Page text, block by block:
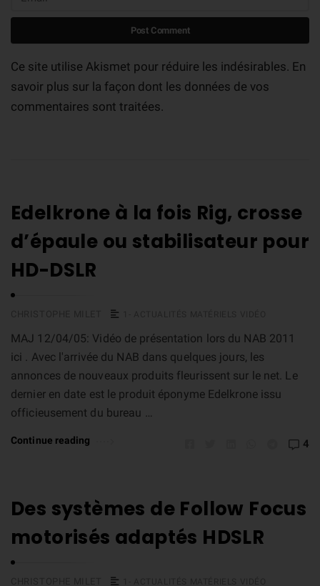
Ce site utilise Akismet pour réduire les indésirables. En
savoir plus sur la façon dont les données de vos
commentaires sont traitées.
Edelkrone à la fois Rig, crosse
d’épaule ou stabilisateur pour
HD-DSLR
MAJ 12/04/05: Vidéo de présentation lors du NAB 2011
ici . Avec l'arrivée du NAB dans quelques jours, les
annonces de nouveaux produits fleurissent sur le net. Le
dernier en date est le produit éponyme Edelkrone issu
officieusement du bureau …
Continue reading 4
Des systèmes de Follow Focus
motorisés adaptés HDSLR